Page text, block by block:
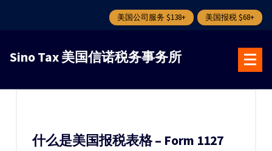
美国公司服务 $138+ 美国报税 $68+
Sino Tax 美国信诺税务事务所
什么是美国报税表格 – Form 1127